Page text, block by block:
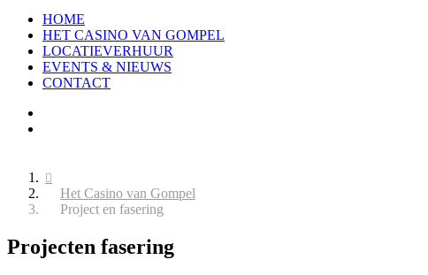
HOME
HET CASINO VAN GOMPEL
LOCATIEVERHUUR
EVENTS & NIEUWS
CONTACT
Het Casino van Gompel
Project en fasering
Projecten fasering